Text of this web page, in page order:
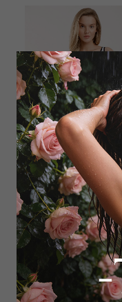
WILD ORCHID
Плавки слип
2 295₽ 4 000₽